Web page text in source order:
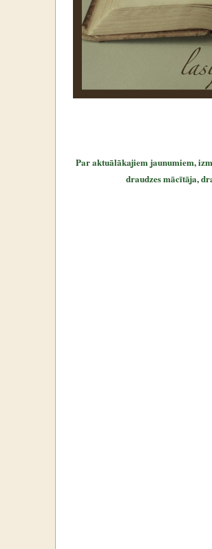
Par aktuālākajiem jaunumiem,
draudzes mācītāja,